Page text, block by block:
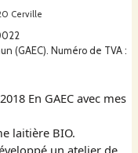
Cerville
(GAEC). Numéro de TVA :
En GAEC avec mes
laitière BIO.
un atelier de